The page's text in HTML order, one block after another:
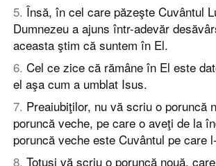
5. Însă, în cel care păzeşte Cuvântul
Dumnezeu a ajuns într-adevăr
aceasta ştim că suntem în El.
6. Cel ce zice că rămâne în El este
el aşa cum a umblat Isus.
7. Preaiubiţilor, nu vă scriu o poruncă
poruncă veche, pe care o aveţi de la
poruncă veche este Cuvântul pe care
8. Totuşi vă scriu o poruncă nouă,